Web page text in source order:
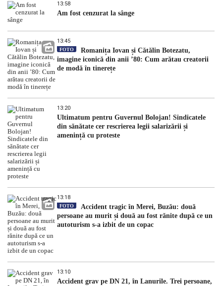
13:58
Am fost cenzurat la sânge
13:45
FOTO
Romanița Iovan și Cătălin Botezatu,
imagine iconică din anii ’80: Cum arătau creatorii
de modă în tinerețe
13:20
Ultimatum pentru Guvernul Bolojan! Sindicatele
din sănătate cer rescrierea legii salarizării și
amenință cu proteste
13:18
FOTO
Accident tragic în Merei, Buzău: două
persoane au murit și două au fost rănite după ce un
autoturism s-a izbit de un copac
13:10
Accident grav pe DN 21, în Lanurile. Trei persoane,